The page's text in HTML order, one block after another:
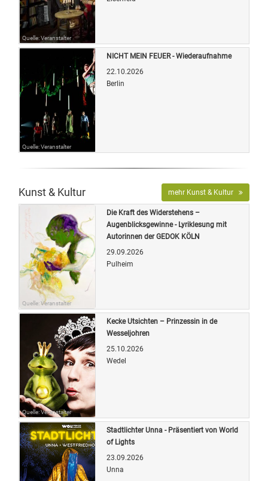
Quelle: Veranstalter
Quelle: Veranstalter
NICHT MEIN FEUER - Wiederaufnahme
22.10.2026
Berlin
Kunst & Kultur mehr Kunst & Kultur
Quelle: Veranstalter
Die Kraft des Widerstehens –
Augenblicksgewinne - Lyriklesung mit
Autorinnen der GEDOK KÖLN
29.09.2026
Pulheim
Quelle: Veranstalter
Kecke Utsichten – Prinzessin in de
Wesseljohren
25.10.2026
Wedel
Stadtlichter Unna - Präsentiert von World
of Lights
23.09.2026
Unna